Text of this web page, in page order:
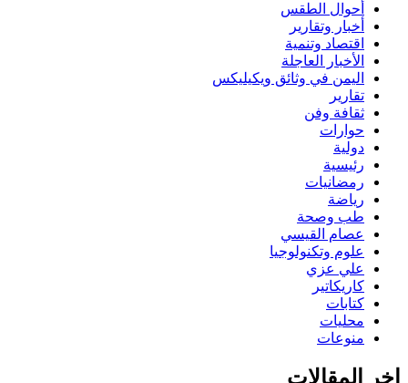
أحوال الطقس
أخبار وتقارير
اقتصاد وتنمية
الأخبار العاجلة
اليمن في وثائق ويكيليكس
تقارير
ثقافة وفن
حوارات
دولية
رئيسية
رمضانيات
رياضة
طب وصحة
عصام القيسي
علوم وتكنولوجيا
علي عزي
كاريكاتير
كتابات
محليات
منوعات
اخر المقالات